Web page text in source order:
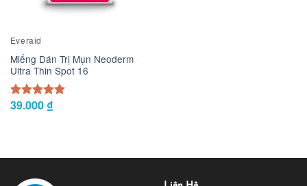
Everaid
Miếng Dán Trị Mụn Neoderm
Ultra Thin Spot 16
Được xếp
39.000 ₫